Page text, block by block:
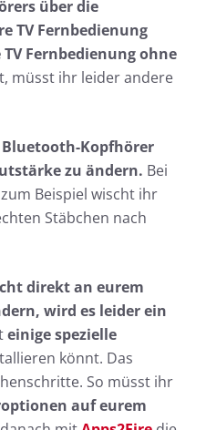
über die
TV Fernbedienung
TV Fernbedienung ohne
müsst ihr leider andere
Kopfhörer
zu ändern. Bei
zum Beispiel wischt ihr
Stäbchen nach
direkt an eurem
wird es leider ein
einige spezielle
könnt. Das
So müsst ihr
auf eurem